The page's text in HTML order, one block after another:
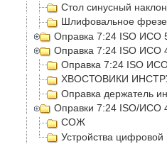
Стол синусный
Шлифовальное
Оправка 7:24 ISO ИСО
Оправка 7:24 ISO ИСО
Оправка 7:24 ISO
ХВОСТОВИКИ
Оправка держатель
Оправки 7:24 ISO/ИСО
СОЖ
Устройства цифровой